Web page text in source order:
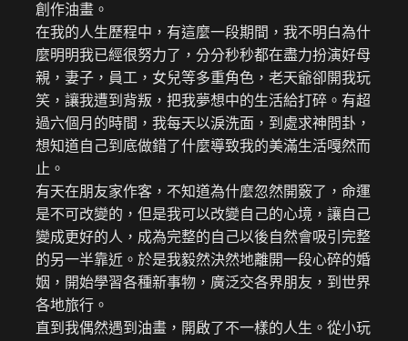
創作油畫。
在我的人生歷程中，有這麼一段期間，我不明白為什
麼明明我已經很努力了，分分秒秒都在盡力扮演好母
親，妻子，員工，女兒等多重角色，老天爺卻開我玩
笑，讓我遭到背叛，把我夢想中的生活給打碎。有超
過六個月的時間，我每天以淚洗面，到處求神問卦，
想知道自己到底做錯了什麼導致我的美滿生活嘎然而
止。
有天在朋友家作客，不知道為什麼忽然開竅了，命運
是不可改變的，但是我可以改變自己的心境，讓自己
變成更好的人，成為完整的自己以後自然會吸引完整
的另一半靠近。於是我毅然決然地離開一段心碎的婚
姻，開始學習各種新事物，廣泛交各界朋友，到世界
各地旅行。
直到我偶然遇到油畫，開啟了不一樣的人生。從小玩